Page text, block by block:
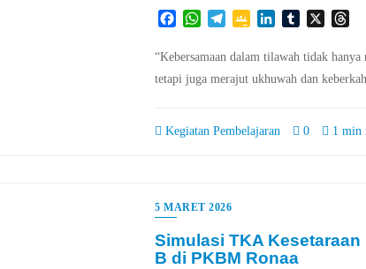
FacebookWhatsApp
TelegramGoogleLinkedInTumblr
X
“Kebersamaan dalam tilawah tidak hanya
tetapi juga merajut ukhuwah dan
Kegiatan Pembelajaran 0 1 min
5 MARET 2026
Simulasi TKA Kesetaraan
B di PKBM Ronaa